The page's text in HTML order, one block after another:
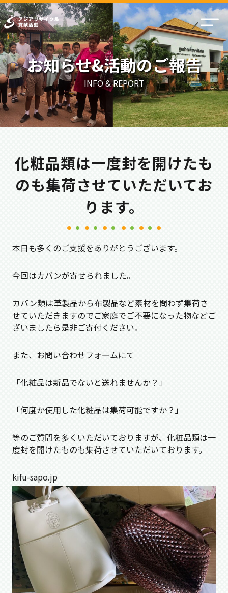
お知らせ&活動のご報告
INFO & REPORT
化粧品類は一度封を開けたも
のも集荷させていただいてお
ります。
本日も多くのご支援をありがとうございます。
今回はカバンが寄せられました。
カバン類は革製品から布製品など素材を問わず集荷さ
せていただきますのでご家庭でご不要になった物などご
ざいましたら是非ご寄付ください。
また、お問い合わせフォームにて
「化粧品は新品でないと送れませんか？」
「何度か使用した化粧品は集荷可能ですか？」
等のご質問を多くいただいておりますが、化粧品類は一
度封を開けたものも集荷させていただいております。
kifu-sapo.jp